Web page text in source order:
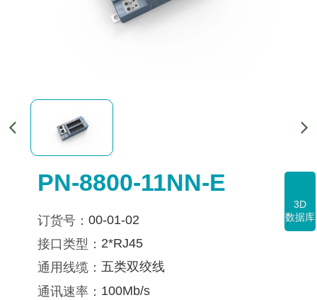
PN-8800-11NN-E
订货号：00-01-02
接口类型： 2*RJ45
通用线缆：五类双绞线
通讯速率： 100Mb/s
3D
数据库